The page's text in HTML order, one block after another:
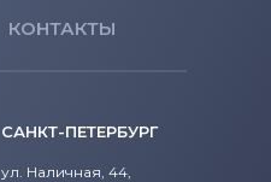
КОНТАКТЫ
САНКТ-ПЕТЕРБУРГ
ул. Наличная, 44,